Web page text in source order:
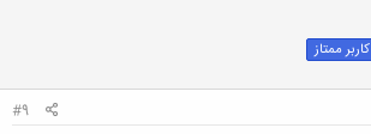
کاربر ممتاز
#9